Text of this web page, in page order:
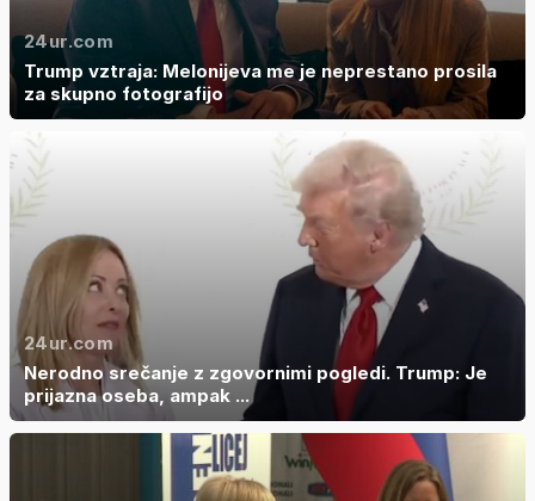
24ur.com
Trump vztraja: Melonijeva me je neprestano prosila
za skupno fotografijo
24ur.com
Nerodno srečanje z zgovornimi pogledi. Trump: Je
prijazna oseba, ampak ...